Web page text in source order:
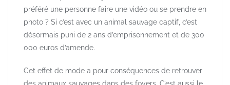
préféré une personne faire une vidéo ou se prendre en
photo ? Si c’est avec un animal sauvage captif, c’est
désormais puni de 2 ans d’emprisonnement et de 300
000 euros d’amende.
Cet effet de mode a pour conséquences de retrouver